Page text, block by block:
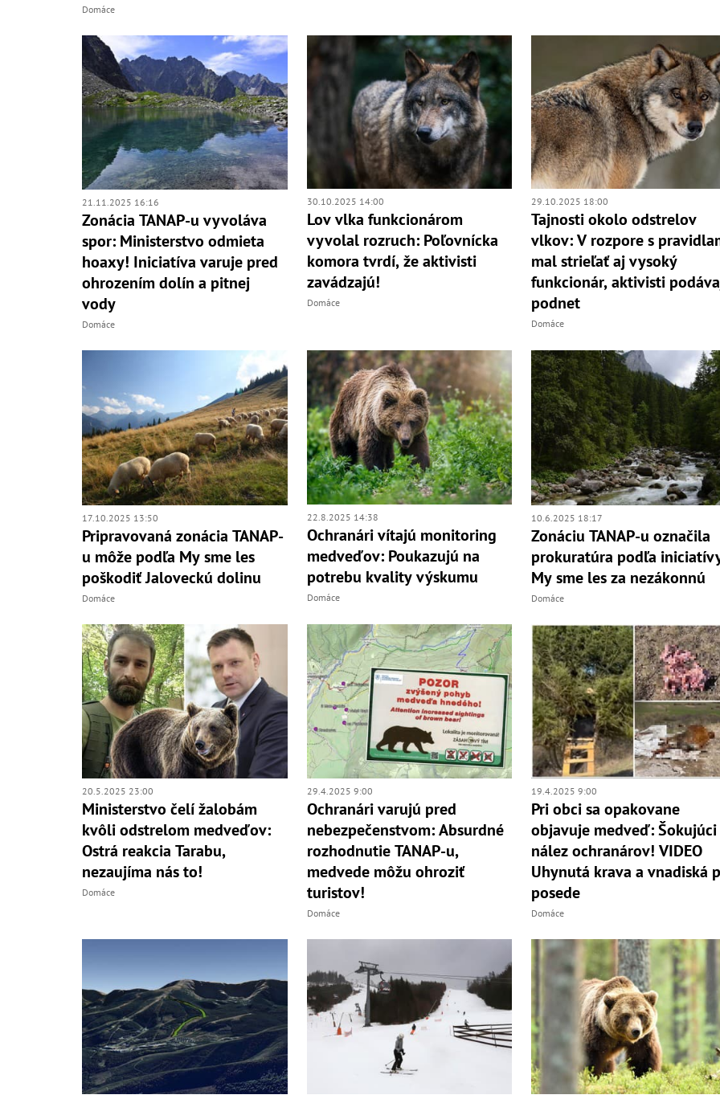
Domáce
21.11.2025 16:16
Zonácia TANAP-u vyvoláva
spor: Ministerstvo odmieta
hoaxy! Iniciatíva varuje pred
ohrozením dolín a pitnej
vody
Domáce
30.10.2025 14:00
Lov vlka funkcionárom
vyvolal rozruch: Poľovnícka
komora tvrdí, že aktivisti
zavádzajú!
Domáce
29.10.2025 18:00
Tajnosti okolo odstrelov
vlkov: V rozpore s
mal strieľať aj vysoký
funkcionár, aktivisti
podnet
Domáce
17.10.2025 13:50
Pripravovaná zonácia TANAP-
u môže podľa My sme les
poškodiť Jaloveckú dolinu
Domáce
22.8.2025 14:38
Ochranári vítajú monitoring
medveďov: Poukazujú na
potrebu kvality výskumu
Domáce
10.6.2025 18:17
Zonáciu TANAP-u označila
prokuratúra podľa
My sme les za nezákonnú
Domáce
20.5.2025 23:00
Ministerstvo čelí žalobám
kvôli odstrelom medveďov:
Ostrá reakcia Tarabu,
nezaujíma nás to!
Domáce
29.4.2025 9:00
Ochranári varujú pred
nebezpečenstvom: Absurdné
rozhodnutie TANAP-u,
medvede môžu ohroziť
turistov!
Domáce
19.4.2025 9:00
Pri obci sa opakovane
objavuje medveď: Šokujúci
nález ochranárov! VIDEO
Uhynutá krava a vnadiská
posede
Domáce